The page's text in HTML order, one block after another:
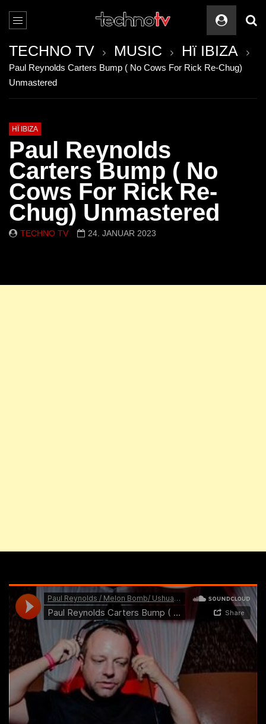
TECHNO TV MUSIC Hï IBIZA
Paul Reynolds Carters Bump ( No Cows For Rick Re-Chug)
Unmastered
HÏ IBIZA
Paul Reynolds
Carters Bump ( No
Cows For Rick Re-
Chug) Unmastered
TECHNO TV 24. JANUAR 2023